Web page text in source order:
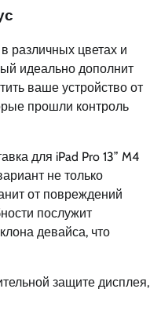
различных цветах и
идеально дополнит
ваше устройство от
прошли контроль
для iPad Pro 13” M4
не только
от повреждений
послужит
девайса, что
защите дисплея,